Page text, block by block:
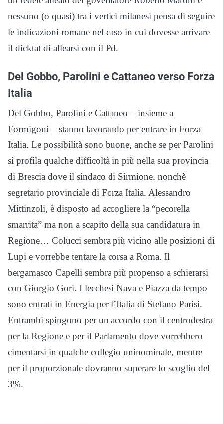
nessuno (o quasi) tra i vertici milanesi pensa di seguire
le indicazioni romane nel caso in cui dovesse arrivare
il dicktat di allearsi con il Pd.
Del Gobbo, Parolini e Cattaneo verso Forza
Italia
Del Gobbo, Parolini e Cattaneo – insieme a
Formigoni – stanno lavorando per entrare in Forza
Italia. Le possibilità sono buone, anche se per Parolini
si profila qualche difficoltà in più nella sua provincia
di Brescia dove il sindaco di Sirmione, nonchè
segretario provinciale di Forza Italia, Alessandro
Mittinzoli, è disposto ad accogliere la “pecorella
smarrita” ma non a scapito della sua candidatura in
Regione… Colucci sembra più vicino alle posizioni di
Lupi e vorrebbe tentare la corsa a Roma. Il
bergamasco Capelli sembra più propenso a schierarsi
con Giorgio Gori. I lecchesi Nava e Piazza da tempo
sono entrati in Energia per l’Italia di Stefano Parisi.
Entrambi spingono per un accordo con il centrodestra
per la Regione e per il Parlamento dove vorrebbero
cimentarsi in qualche collegio uninominale, mentre
per il proporzionale dovranno superare lo scoglio del
3%.